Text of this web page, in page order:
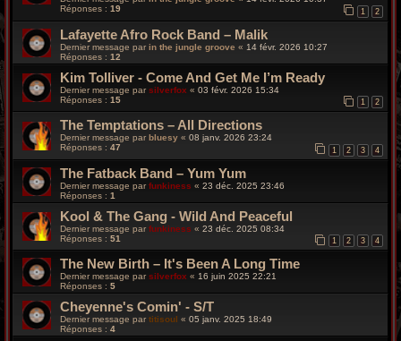
Réponses : 19 1 2
Lafayette Afro Rock Band – Malik
Dernier message par in the jungle groove « 14 févr. 2026 10:27
Réponses : 12
Kim Tolliver - Come And Get Me I’m Ready
Dernier message parsilverfox « 03 févr. 2026 15:34
Réponses : 15 1 2
The Temptations – All Directions
Dernier message par bluesy « 08 janv. 2026 23:24
Réponses : 47 1 2 3 4
The Fatback Band – Yum Yum
Dernier message parfunkiness « 23 déc. 2025 23:46
Réponses : 1
Kool & The Gang - Wild And Peaceful
Dernier message par funkiness « 23 déc. 2025 08:34
Réponses : 51 1 2 3 4
The New Birth – It's Been A Long Time
Dernier message parsilverfox « 16 juin 2025 22:21
Réponses : 5
Cheyenne's Comin' - S/T
Dernier message par titisoul « 05 janv. 2025 18:49
Réponses : 4